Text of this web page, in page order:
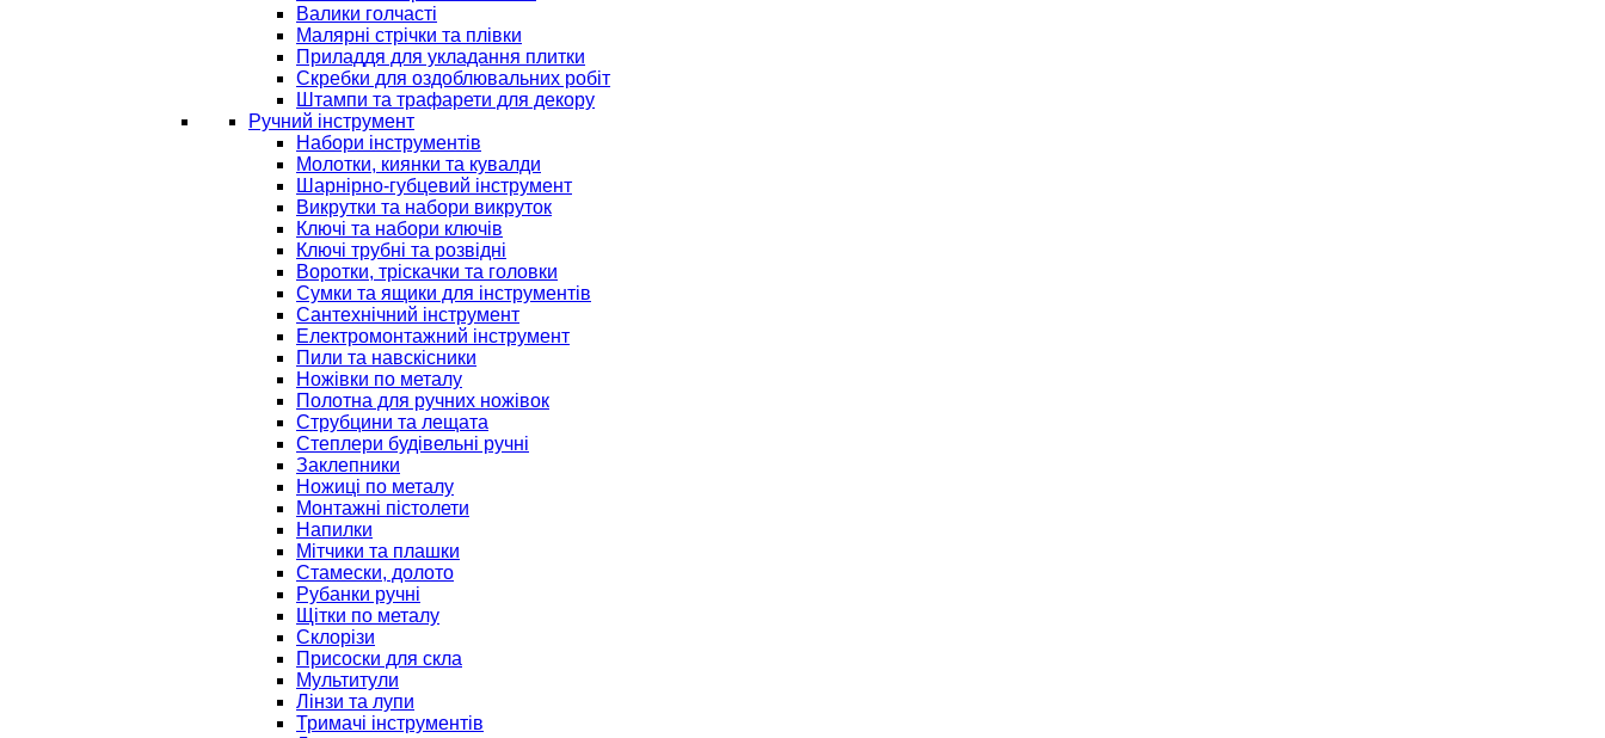
Валики голчасті
Малярні стрічки та плівки
Приладдя для укладання плитки
Скребки для оздоблювальних робіт
Штампи та трафарети для декору
Ручний інструмент
Набори інструментів
Молотки, киянки та кувалди
Шарнірно-губцевий інструмент
Викрутки та набори викруток
Ключі та набори ключів
Ключі трубні та розвідні
Воротки, тріскачки та головки
Сумки та ящики для інструментів
Сантехнічний інструмент
Електромонтажний інструмент
Пили та навскісники
Ножівки по металу
Полотна для ручних ножівок
Струбцини та лещата
Степлери будівельні ручні
Заклепники
Ножиці по металу
Монтажні пістолети
Напилки
Мітчики та плашки
Стамески, долото
Рубанки ручні
Щітки по металу
Склорізи
Присоски для скла
Мультитули
Лінзи та лупи
Тримачі інструментів